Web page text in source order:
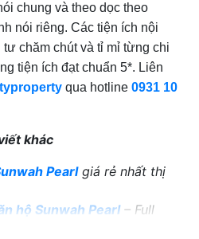
chung và theo dọc theo
nói riêng. Các tiện ích nội
chăm chút và tỉ mỉ từng chi
tiện ích đạt chuẩn 5*. Liên
qua hotline 0931 10
khác
Pearlgiá rẻ nhất thị
hộ Sunwah Pearl– Full